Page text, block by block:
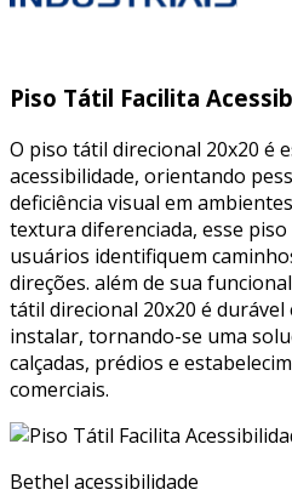
Piso Tátil Facilita
O piso tátil direcional 20x20 é
acessibilidade, orientando
deficiência visual em
textura diferenciada, esse
usuários identifiquem
direções. além de sua
tátil direcional 20x20 é durável
instalar, tornando-se uma
calçadas, prédios e
comerciais.
Bethel acessibilidade